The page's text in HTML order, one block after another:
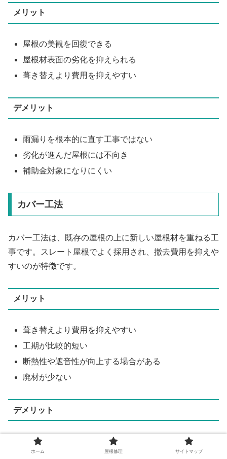
メリット
屋根の美観を回復できる
屋根材表面の劣化を抑えられる
葺き替えより費用を抑えやすい
デメリット
雨漏りを根本的に直す工事ではない
劣化が進んだ屋根には不向き
補助金対象になりにくい
カバー工法
カバー工法は、既存の屋根の上に新しい屋根材を重ねる工
事です。スレート屋根でよく採用され、撤去費用を抑えや
すいのが特徴です。
メリット
葺き替えより費用を抑えやすい
工期が比較的短い
断熱性や遮音性が向上する場合がある
廃材が少ない
デメリット
屋根が重くなる
下地の劣化が激しい場合は施工できない
ホーム 屋根修理 サイトマップ